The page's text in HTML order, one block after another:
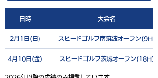
日時 大会名
2月1日(日) スピードゴルフ南筑波オープン(9H)
4月10日(金) スピードゴルフ茨城オープン(18H)